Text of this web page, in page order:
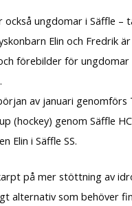
också ungdomar i Säffle –
Elin och Fredrik
förebilder för ungdomar
av januari genomförs
(hockey) genom Säffle
Elin i Säffle SS.
på mer stöttning av
alternativ som behöver